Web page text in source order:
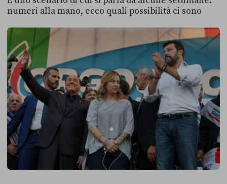
numeri alla mano, ecco quali possibilità ci sono